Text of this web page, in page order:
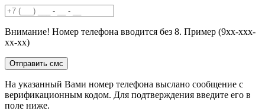
Внимание! Номер телефона вводится без 8. Пример (9хх-ххх-
хх-хх)
На указанный Вами номер телефона выслано сообщение с
верификационным кодом. Для подтверждения введите его в
поле ниже.